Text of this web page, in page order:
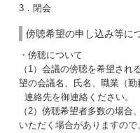
3．閉会
傍聴希望の申し込み等に
・傍聴について
（1）会議の傍聴を希望さ
望の会議名、氏名、職業（勤
連絡先を御連絡ください。
（2）傍聴希望者多数の場合
いただく場合がありますので